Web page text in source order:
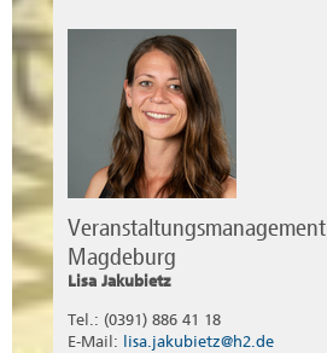
Veranstaltungsmanagement
Magdeburg
Lisa Jakubietz
Tel.: (0391) 886 41 18
E-Mail:
lisa.jakubietz@h2.de